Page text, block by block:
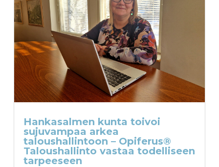
Hankasalmen kunta toivoi
sujuvampaa arkea
taloushallintoon – Opiferus®
Taloushallinto vastaa todelliseen
tarpeeseen